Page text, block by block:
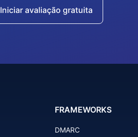
Iniciar avaliação gratuita
FRAMEWORKS
DMARC